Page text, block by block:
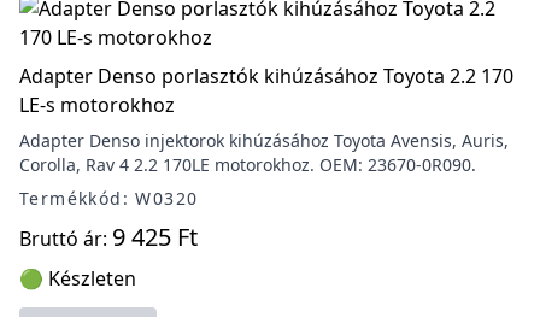
Adapter Denso porlasztók kihúzásához Toyota 2.2 170
LE-s motorokhoz
Adapter Denso injektorok kihúzásához Toyota Avensis, Auris,
Corolla, Rav 4 2.2 170LE motorokhoz. OEM: 23670-0R090.
Termékkód: W0320
Bruttó ár: 9 425 Ft
🟢 Készleten